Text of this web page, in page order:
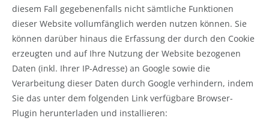
diesem Fall gegebenenfalls nicht sämtliche Funktionen
dieser Website vollumfänglich werden nutzen können. Sie
können darüber hinaus die Erfassung der durch den Cookie
erzeugten und auf Ihre Nutzung der Website bezogenen
Daten (inkl. Ihrer IP-Adresse) an Google sowie die
Verarbeitung dieser Daten durch Google verhindern, indem
Sie das unter dem folgenden Link verfügbare Browser-
Plugin herunterladen und installieren: